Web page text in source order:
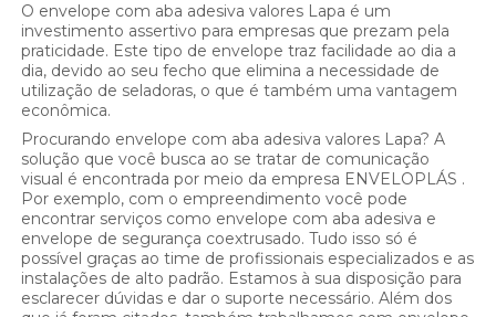
O envelope com aba adesiva valores Lapa é um
investimento assertivo para empresas que prezam pela
praticidade. Este tipo de envelope traz facilidade ao dia a
dia, devido ao seu fecho que elimina a necessidade de
utilização de seladoras, o que é também uma vantagem
econômica.
Procurando envelope com aba adesiva valores Lapa? A
solução que você busca ao se tratar de comunicação
visual é encontrada por meio da empresa ENVELOPLÁS .
Por exemplo, com o empreendimento você pode
encontrar serviços como envelope com aba adesiva e
envelope de segurança coextrusado. Tudo isso só é
possível graças ao time de profissionais especializados e as
instalações de alto padrão. Estamos à sua disposição para
esclarecer dúvidas e dar o suporte necessário. Além dos